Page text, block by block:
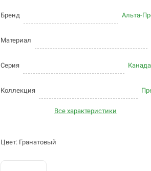
Бренд Альта-
Материал
Серия
Коллекция
Все характеристики
Цвет: Гранатовый